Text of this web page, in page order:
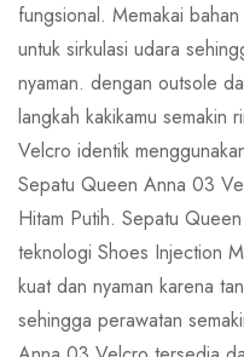
fungsional. Memakai
untuk sirkulasi udara
nyaman. dengan outsole
langkah kakikamu semakin
Velcro identik
Sepatu Queen Anna 03
Hitam Putih. Sepatu
teknologi Shoes Injection
kuat dan nyaman karena
sehingga perawatan